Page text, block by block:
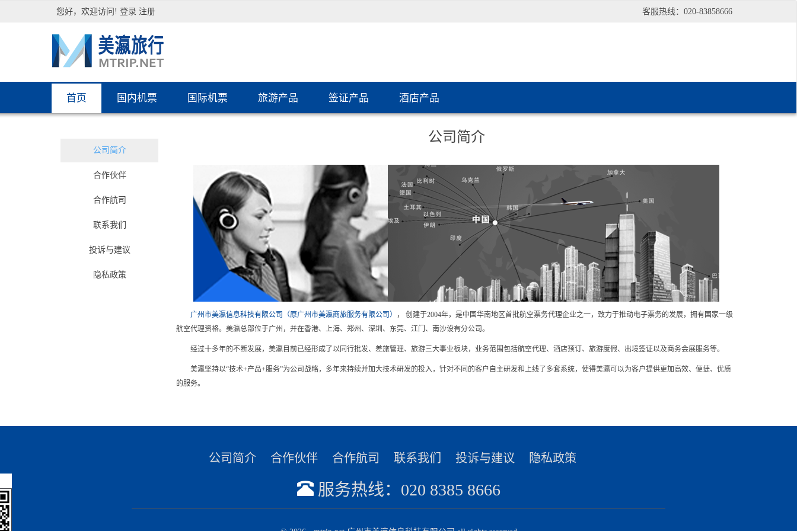
您好，欢迎访问! 登录 注册 客服热线：020-83858666
首页 国内机票 国际机票 旅游产品 签证产品 酒店产品
公司简介
合作伙伴
合作航司
联系我们
投诉与建议
隐私政策
公司简介
广州市美瀛信息科技有限公司（原广州市美瀛商旅服务有限公司）
， 创建于2004年，是中国华南地区首批航空票务代理企业之一，致力于推动电子票务的发展，拥有国家一级
航空代理资格。美瀛总部位于广州，并在香港、上海、郑州、深圳、东莞、江门、南沙设有分公司。
经过十多年的不断发展，美瀛目前已经形成了以同行批发、差旅管理、旅游三大事业板块，业务范围包括航空代理、酒店预订、旅游度假、出境签证以及商务会展服务等。
美瀛坚持以“技术+产品+服务”为公司战略，多年来持续并加大技术研发的投入，针对不同的客户自主研发和上线了多套系统，使得美瀛可以为客户提供更加高效、便捷、优质
的服务。
公司简介 合作伙伴 合作航司 联系我们 投诉与建议 隐私政策
服务热线：020 8385 8666